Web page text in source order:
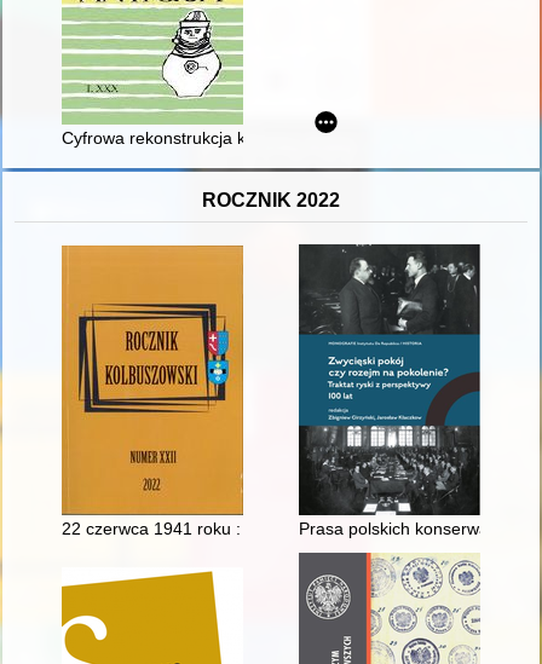
Cyfrowa rekonstrukcja kadłuba wczesnośredniowiecznej
ROCZNIK 2022
22 czerwca 1941 roku : "Operacja Barbarossa" w świetle
Prasa polskich